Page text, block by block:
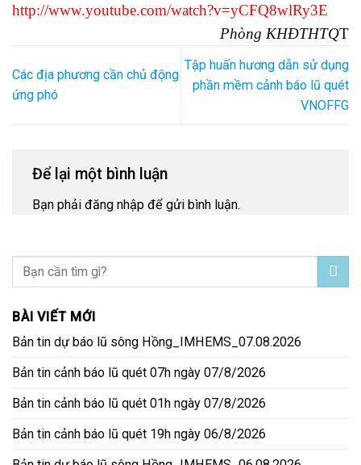
http://www.youtube.com/watch?v=yCFQ8wlRy3E
Phòng KHĐTHTQT
Các địa phương cần chủ động
ứng phó
Tập huấn hương dẫn sử dụng
phần mềm cảnh báo lũ quét
VNOFFG
Để lại một bình luận
Bạn phải đăng nhập để gửi bình luận.
BÀI VIẾT MỚI
Bản tin dự báo lũ sông Hồng_IMHEMS_07.08.2026
Bản tin cảnh báo lũ quét 07h ngày 07/8/2026
Bản tin cảnh báo lũ quét 01h ngày 07/8/2026
Bản tin cảnh báo lũ quét 19h ngày 06/8/2026